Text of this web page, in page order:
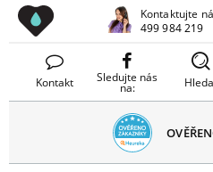
Drezy CZ
Kontaktujte
499 984 219
Kontakt Sledujte nás
na: